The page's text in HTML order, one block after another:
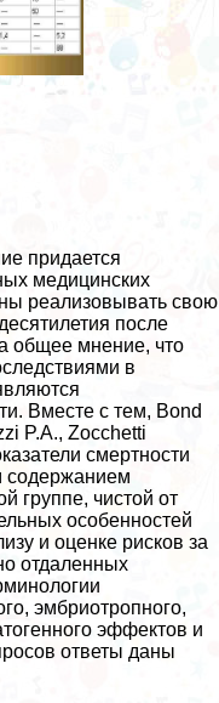
придается
медицинских
реализовывать свою
после
общее мнение, что
в
Вместе с тем, Bond
P.A., Zocchetti
cмepтности
содержанием
группе, чистой от
особенностей
и оценке рисков за
отдаленных
эмбриотропного,
эффектов и
ответы даны